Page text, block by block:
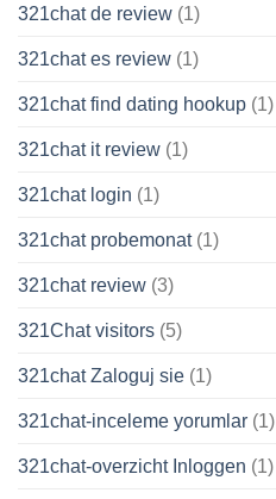
321chat de review (1)
321chat es review (1)
321chat find dating hookup (1)
321chat it review (1)
321chat login (1)
321chat probemonat(1)
321chat review (3)
321Chat visitors (5)
321chat Zaloguj sie (1)
321chat-inceleme yorumlar (1)
321chat-overzicht Inloggen (1)